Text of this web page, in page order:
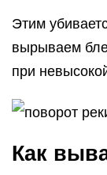
Этим
вырываем
при
Как